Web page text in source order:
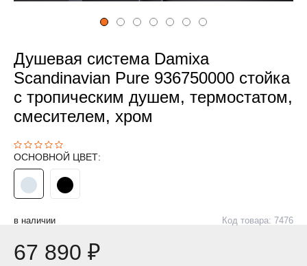
Душевая система Damixa
Scandinavian Pure 936750000 стойка
с тропическим душем, термостатом,
смесителем, хром
ОСНОВНОЙ ЦВЕТ:
Код товара: 7476
в наличии
67 890 ₽